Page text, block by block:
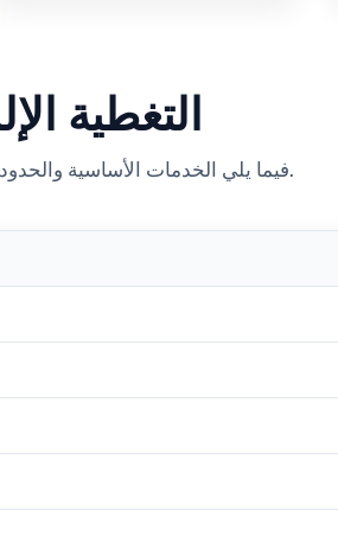
التغطية
فيما يلي الخدمات الأساسية والحدود ضمن باقة التأمين الإلزامي لدخول جورجيا.